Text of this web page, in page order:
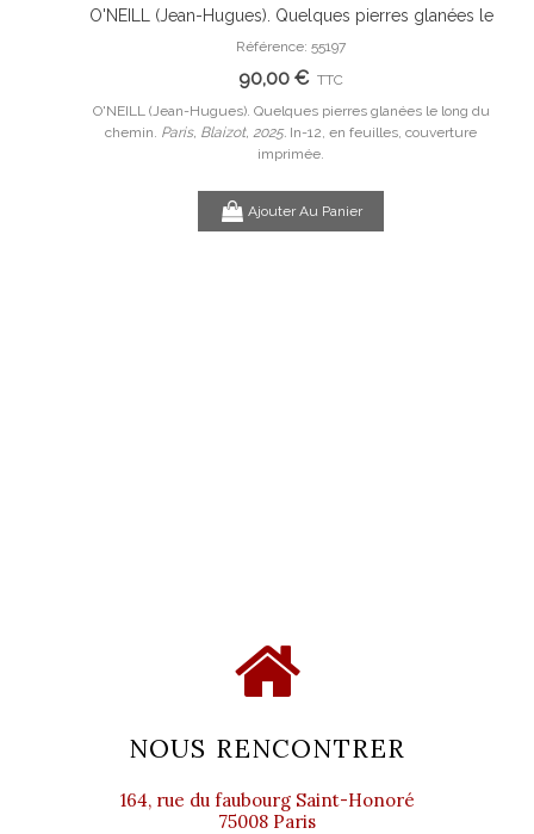
Ajouter Au Panier
O'NEILL (Jean-Hugues). Quelques pierres glanées le
long du chemin.
Référence: 55197
90,00 € TTC
O'NEILL (Jean-Hugues). Quelques pierres glanées le long du
chemin. Paris, Blaizot, 2025. In-12, en feuilles, couverture
imprimée.
Ajouter Au Panier
NOUS RENCONTRER
164, rue du faubourg Saint-Honoré
75008 Paris